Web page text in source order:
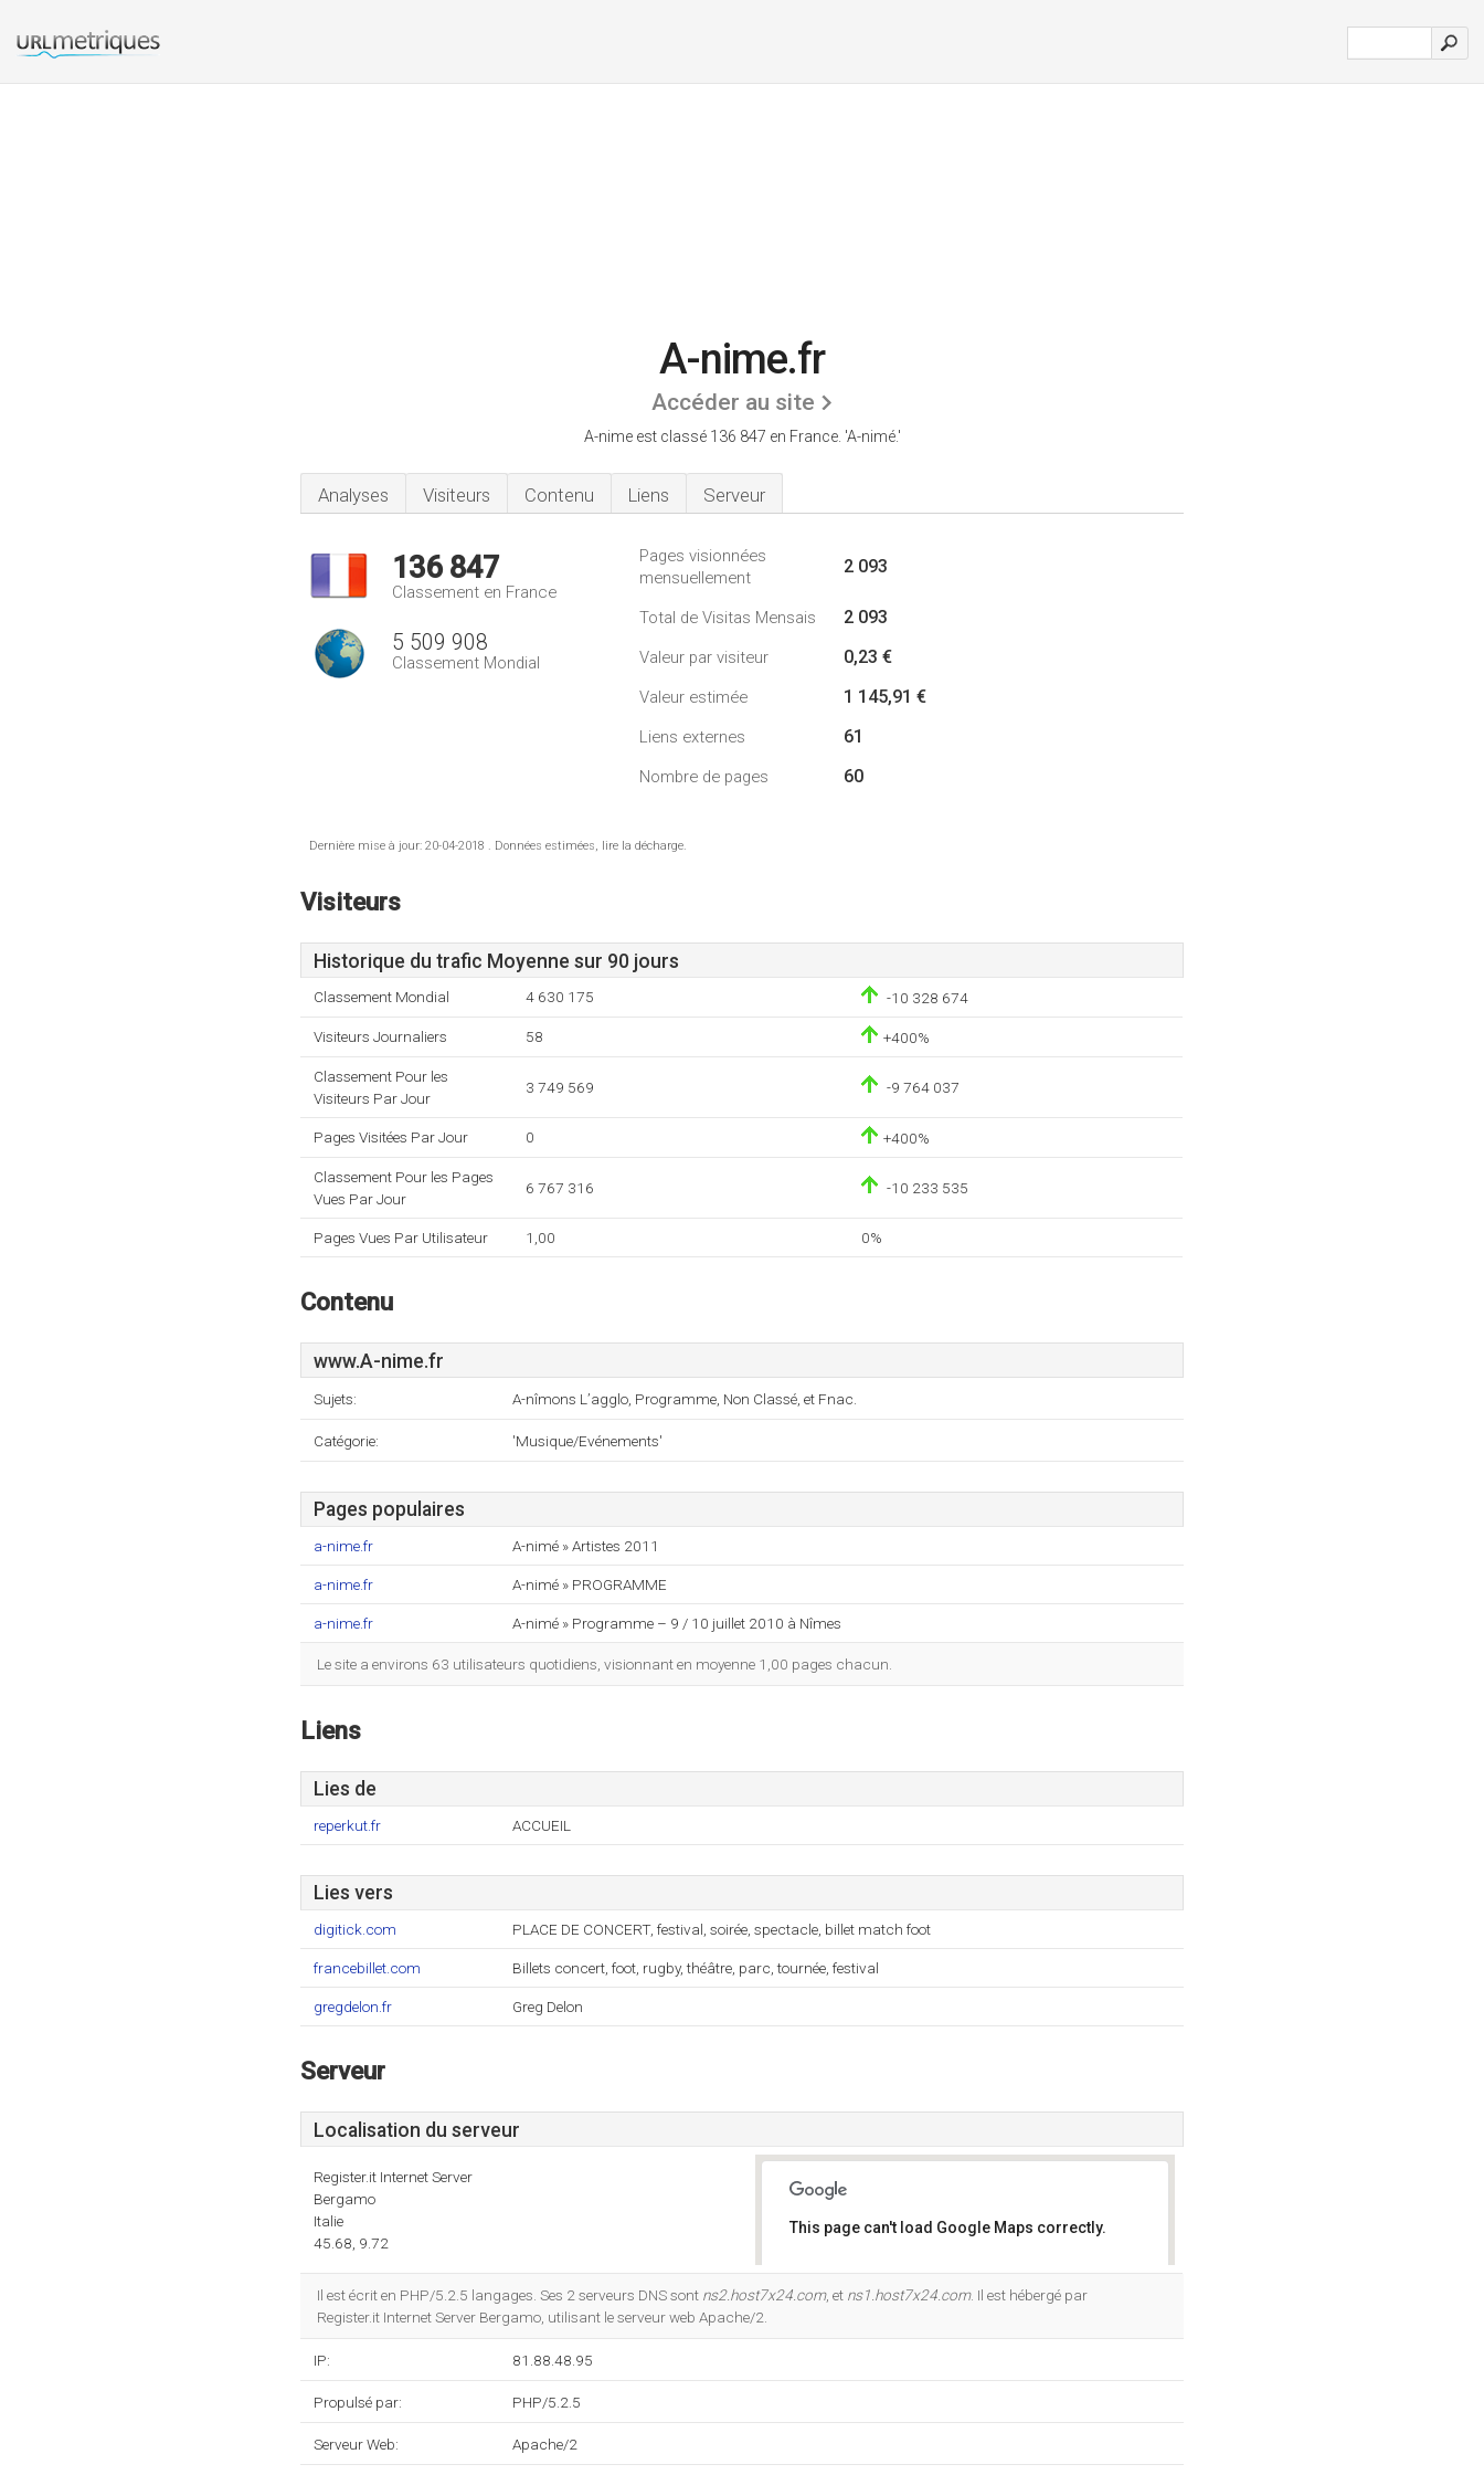
A-nime.fr
Accéder au site
A-nime est classé 136 847 en France. 'A-nimé.'
Analyses Visiteurs Contenu Liens Serveur
136 847
Classement en France
5 509 908
Classement Mondial
Pages visionnées
mensuellement
2 093
Total de Visitas Mensais 2 093
Valeur par visiteur 0,23 €
Valeur estimée 1 145,91 €
Liens externes 61
Nombre de pages 60
Dernière mise à jour: 20-04-2018 . Données estimées, lire la décharge.
Visiteurs
Historique du trafic Moyenne sur 90 jours
Classement Mondial 4 630 175 -10 328 674
Visiteurs Journaliers 58 +400%
Classement Pour les
Visiteurs Par Jour
3 749 569 -9 764 037
Pages Visitées Par Jour 0 +400%
Classement Pour les Pages
Vues Par Jour
6 767 316 -10 233 535
Pages Vues Par Utilisateur 1,00 0%
Contenu
www.A-nime.fr
Sujets: A-nîmons L’agglo, Programme, Non Classé, et Fnac.
Catégorie: 'Musique/Evénements'
Pages populaires
a-nime.fr A-nimé » Artistes 2011
a-nime.fr A-nimé » PROGRAMME
a-nime.fr A-nimé » Programme – 9 / 10 juillet 2010 à Nîmes
Le site a environs 63 utilisateurs quotidiens, visionnant en moyenne 1,00 pages chacun.
Liens
Lies de
reperkut.fr ACCUEIL
Lies vers
digitick.com PLACE DE CONCERT, festival, soirée, spectacle, billet match foot
francebillet.com Billets concert, foot, rugby, théâtre, parc, tournée, festival
gregdelon.fr Greg Delon
Serveur
Localisation du serveur
Register.it Internet Server
Bergamo
Italie
45.68, 9.72
This page can't load Google Maps correctly.
Il est écrit en PHP/5.2.5 langages. Ses 2 serveurs DNS sont ns2.host7x24.com, et ns1.host7x24.com. Il est hébergé par
Register.it Internet Server Bergamo, utilisant le serveur web Apache/2.
IP: 81.88.48.95
Propulsé par: PHP/5.2.5
Serveur Web: Apache/2